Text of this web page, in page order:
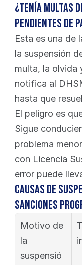
¿Tenía multas
pendientes de
Esta es una de
la suspensión
multa, la olvida
notifica al
hasta que
El peligro es
Sigue
problema
con Licencia
error puede
Causas de
sanciones
Motivo de
la
suspensió